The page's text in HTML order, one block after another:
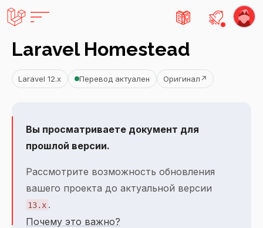
Есть не
Laravel Homestead
Laravel 12.x Перевод актуален Оригинал ↗
Вы просматриваете документ для
прошлой версии.
Рассмотрите возможность обновления
вашего проекта до актуальной версии
13.x .
Почему это важно?